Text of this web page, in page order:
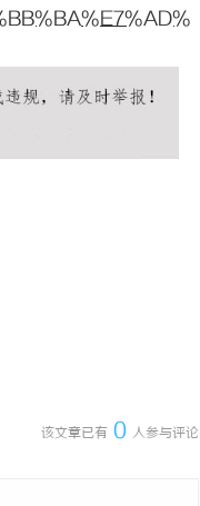
该文章已有 0 人参与评论